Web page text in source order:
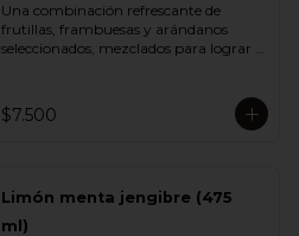
Una combinación refrescante de
frutillas, frambuesas y arándanos
seleccionados, mezclados para lograr
textura ligera lo convierten en un
helado fresco, aromático y perfecto
$7.500
Limón menta jengibre (475
ml)